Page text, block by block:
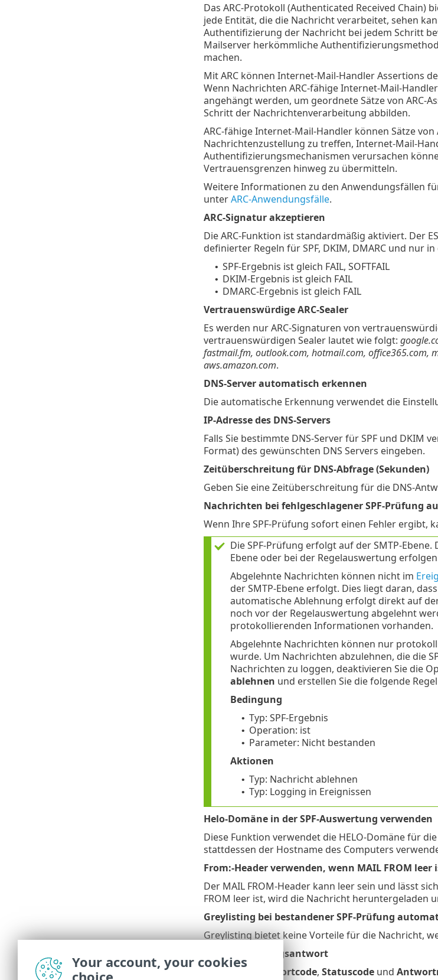
Das ARC-Protokoll (Authenticated Received
jede Entität, die die Nachricht verarbeitet, sehen
Authentifizierung der Nachricht bei jedem Schritt
Mailserver herkömmliche
machen.
Mit ARC können Internet-Mail-Handler Assertions
Wenn Nachrichten ARC-fähige Internet-Mail-
angehängt werden, um geordnete Sätze von ARC-
Schritt der Nachrichtenverarbeitung abbilden.
ARC-fähige Internet-Mail-Handler können Sätze
Nachrichtenzustellung zu treffen, Internet-Mail-
Authentifizierungsmechanismen verursachen
Vertrauensgrenzen hinweg zu übermitteln.
Weitere Informationen zu den Anwendungsfällen
unterARC-Anwendungsfälle.
ARC-Signatur akzeptieren
Die ARC-Funktion ist standardmäßig aktiviert. Der
definierter Regeln für SPF, DKIM, DMARC und nur
• SPF-Ergebnis ist gleich FAIL, SOFTFAIL
• DKIM-Ergebnis ist gleich FAIL
• DMARC-Ergebnis ist gleich FAIL
Vertrauenswürdige ARC-Sealer
Es werden nur ARC-Signaturen von
vertrauenswürdigen Sealer lautet wie folgt:
fastmail.fm, outlook.com, hotmail.com, office365.com,
aws.amazon.com.
DNS-Server automatisch erkennen
Die automatische Erkennung verwendet die
IP-Adresse des DNS-Servers
Falls Sie bestimmte DNS-Server für SPF und DKIM
Format) des gewünschten DNS Servers eingeben.
Zeitüberschreitung für DNS-Abfrage (Sekunden)
Geben Sie eine Zeitüberschreitung für die DNS-
Nachrichten bei fehlgeschlagener SPF-Prüfung
Wenn Ihre SPF-Prüfung sofort einen Fehler ergibt,
Die SPF-Prüfung erfolgt auf der SMTP-
Ebene oder bei der Regelauswertung
Abgelehnte Nachrichten können nicht im
der SMTP-Ebene erfolgt. Dies liegt daran,
automatische Ablehnung erfolgt direkt auf
noch vor der Regelauswertung abgelehnt
protokollierenden Informationen vorhanden.
Abgelehnte Nachrichten können nur
wurde. Um Nachrichten abzulehnen, die die
Nachrichten zu loggen, deaktivieren Sie die
ablehnen und erstellen Sie die folgende
Bedingung
• Typ: SPF-Ergebnis
• Operation: ist
• Parameter: Nicht bestanden
Aktionen
• Typ: Nachricht ablehnen
• Typ: Logging in Ereignissen
Helo-Domäne in der SPF-Auswertung verwenden
Diese Funktion verwendet die HELO-Domäne für
stattdessen der Hostname des Computers
From:-Header verwenden, wenn MAIL FROM leer
Der MAIL FROM-Header kann leer sein und lässt
FROM leer ist, wird die Nachricht heruntergeladen
Greylisting bei bestandener SPF-Prüfung
Greylisting bietet keine Vorteile für die Nachricht,
SMTP-Ablehnungsantwort
Sie können
Antwortcode, Statuscodeund
Your account, your cookies
choice